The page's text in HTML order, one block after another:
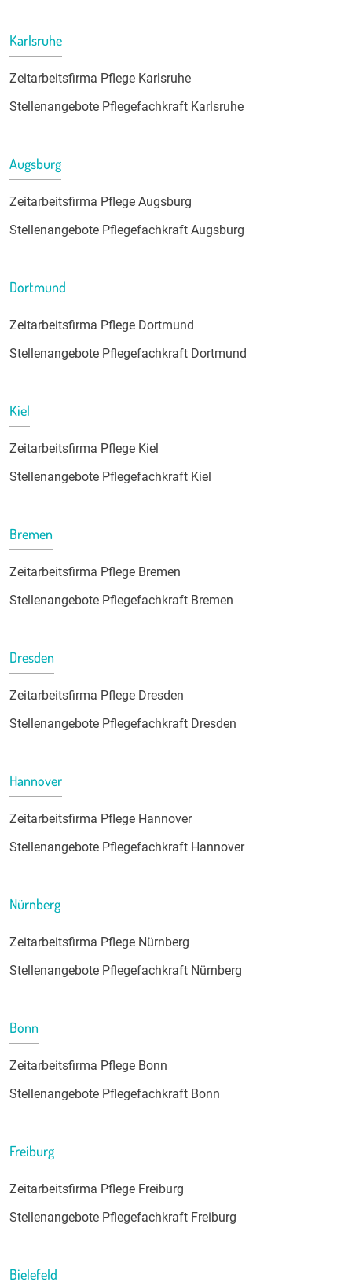
Karlsruhe
Zeitarbeitsfirma Pflege Karlsruhe
Stellenangebote Pflegefachkraft Karlsruhe
Augsburg
Zeitarbeitsfirma Pflege Augsburg
Stellenangebote Pflegefachkraft Augsburg
Dortmund
Zeitarbeitsfirma Pflege Dortmund
Stellenangebote Pflegefachkraft Dortmund
Kiel
Zeitarbeitsfirma Pflege Kiel
Stellenangebote Pflegefachkraft Kiel
Bremen
Zeitarbeitsfirma Pflege Bremen
Stellenangebote Pflegefachkraft Bremen
Dresden
Zeitarbeitsfirma Pflege Dresden
Stellenangebote Pflegefachkraft Dresden
Hannover
Zeitarbeitsfirma Pflege Hannover
Stellenangebote Pflegefachkraft Hannover
Nürnberg
Zeitarbeitsfirma Pflege Nürnberg
Stellenangebote Pflegefachkraft Nürnberg
Bonn
Zeitarbeitsfirma Pflege Bonn
Stellenangebote Pflegefachkraft Bonn
Freiburg
Zeitarbeitsfirma Pflege Freiburg
Stellenangebote Pflegefachkraft Freiburg
Bielefeld